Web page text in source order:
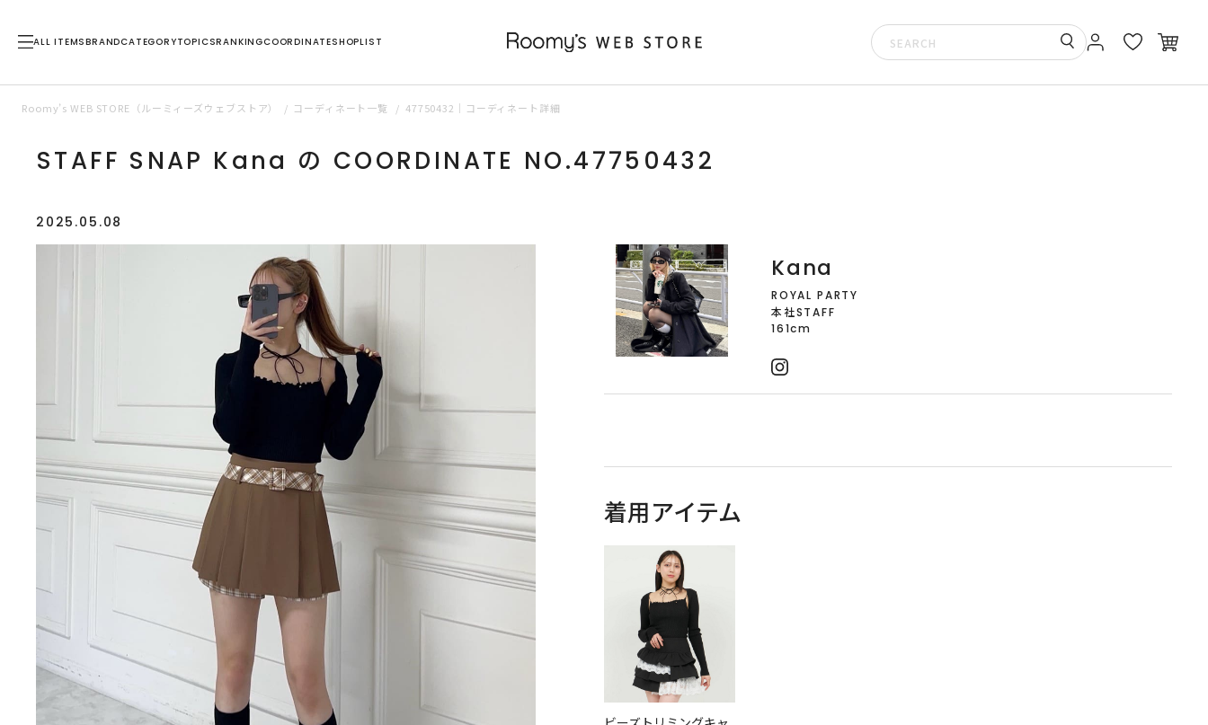
ALL ITEMSBRANDCATEGORYTOPICSRANKINGCOORDINATESHOPLIST
Roomy’s WEB STORE（ルーミィーズウェブストア） コーディネート一覧 47750432｜コーディネート詳細
STAFF SNAP Kana の COORDINATE NO.47750432
2025.05.08
Kana
ROYAL PARTY
本社STAFF
161cm
着用アイテム